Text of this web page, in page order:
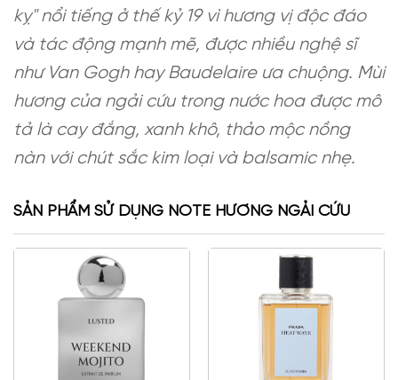
kỵ" nổi tiếng ở thế kỷ 19 vì hương vị độc đáo
và tác động mạnh mẽ, được nhiều nghệ sĩ
như Van Gogh hay Baudelaire ưa chuộng. Mùi
hương của ngải cứu trong nước hoa được mô
tả là cay đắng, xanh khô, thảo mộc nồng
nàn với chút sắc kim loại và balsamic nhẹ.
SẢN PHẨM SỬ DỤNG NOTE HƯƠNG NGẢI CỨU